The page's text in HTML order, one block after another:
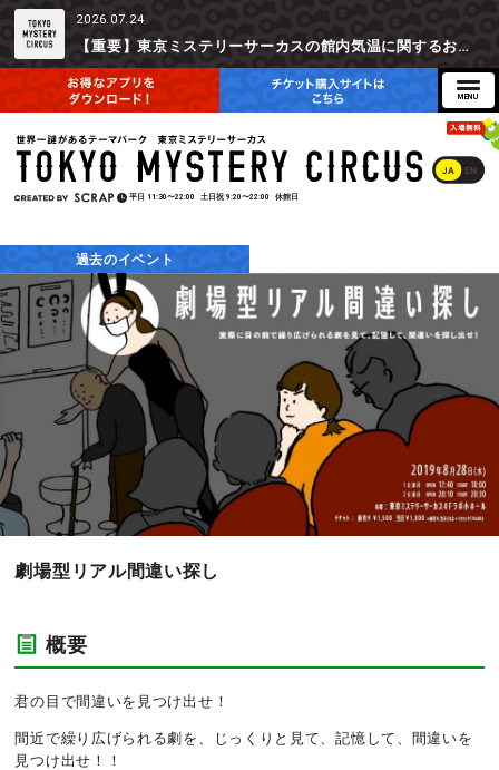
2026.07.24
【重要】東京ミステリーサーカスの館内気温に関するお詫びとご参加辞退時の返金対応について
JA EN
平日 11:30〜22:00 土日祝 9:20〜22:00 休館日
過去のイベント
劇場型リアル間違い探し
概要
君の目で間違いを見つけ出せ！
間近で繰り広げられる劇を、じっくりと見て、記憶して、間違いを
見つけ出せ！！